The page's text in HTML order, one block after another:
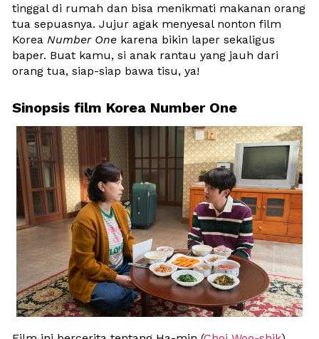
tinggal di rumah dan bisa menikmati makanan orang
tua sepuasnya. Jujur agak menyesal nonton film
Korea Number One karena bikin laper sekaligus
baper. Buat kamu, si anak rantau yang jauh dari
orang tua, siap-siap bawa tisu, ya!
Sinopsis film Korea Number One